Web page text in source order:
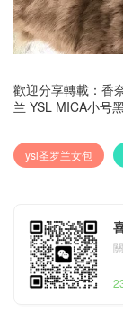
歡迎分享轉載： 香
兰 YSL MICA小号
ysl圣罗兰女包